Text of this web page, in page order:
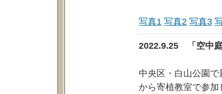
写真1 写真2 写真3
2022.9.25 「空中
中央区・白山公園
から寄植教室で参加